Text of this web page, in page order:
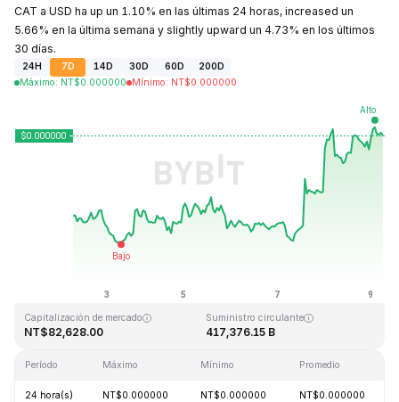
CAT a USD ha up un 1.10% en las últimas 24 horas, increased un
5.66% en la última semana y slightly upward un 4.73% en los últimos
30 días.
24H 7D 14D 30D 60D
200D
Máximo: NT$0.000000 Mínimo: NT$0.000000
Última actualización: 2026-08-09, 06:24 GMT+0
NT$0.000000
Capitalización de mercado
NT$82,628.00
Suministro circulante
417,376.15 B
Período Máximo Mínimo Promedio
24 hora(s) NT$0.000000 NT$0.000000 NT$0.000000